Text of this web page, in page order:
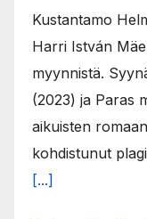
Kustantamo
Harri István
myynnistä.
(2023) ja Paras
aikuisten
kohdistunut
[...]